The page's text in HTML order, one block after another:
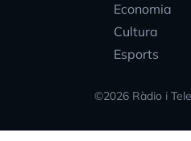
Economia
Cultura
Esports
©2026 Ràdio i